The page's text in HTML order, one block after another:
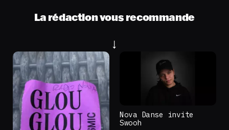
La rédaction vous recommande
Nova Danse invite
Swooh